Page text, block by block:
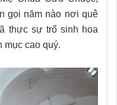
gọi năm nào nơi quê
thực sự trổ sinh hoa
mục cao quý.